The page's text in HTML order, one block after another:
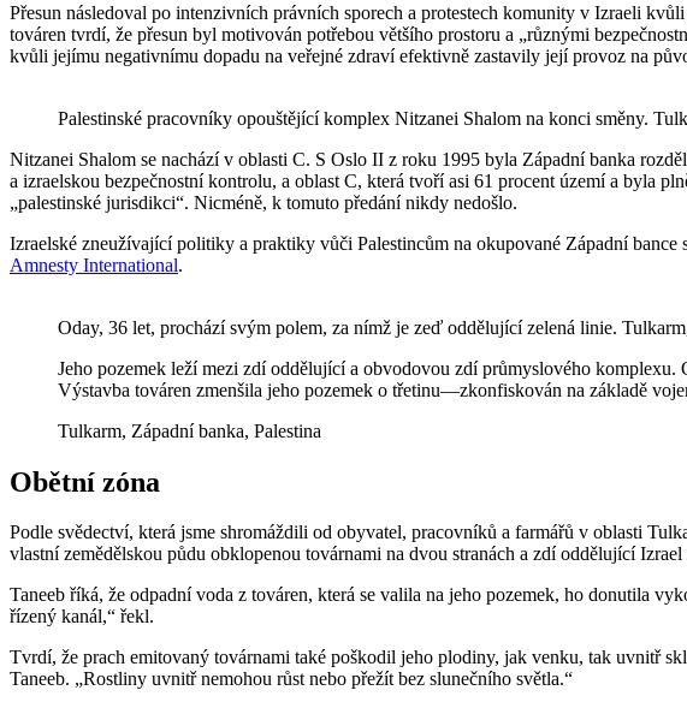
Přesun následoval po intenzivních právních sporech a protestech komunity v Izraeli
továren tvrdí, že přesun byl motivován potřebou většího prostoru a „různými
kvůli jejímu negativnímu dopadu na veřejné zdraví efektivně zastavily její provoz na
Palestinské pracovníky opouštějící komplex Nitzanei Shalom na konci směny.
Nitzanei Shalom se nachází v oblasti C. S Oslo II z roku 1995 byla Západní banka
a izraelskou bezpečnostní kontrolu, a oblast C, která tvoří asi 61 procent území a byla
„palestinské jurisdikci“. Nicméně, k tomuto předání nikdy nedošlo.
Izraelské zneužívající politiky a praktiky vůči Palestincům na okupované Západní
Amnesty International.
Oday, 36 let, prochází svým polem, za nímž je zeď oddělující zelená linie.
Jeho pozemek leží mezi zdí oddělující a obvodovou zdí průmyslového
Výstavba továren zmenšila jeho pozemek o třetinu—zkonfiskován na základě
Tulkarm, Západní banka, Palestina
Obětní zóna
Podle svědectví, která jsme shromáždili od obyvatel, pracovníků a farmářů v oblasti
vlastní zemědělskou půdu obklopenou továrnami na dvou stranách a zdí oddělující Izrael
Taneeb říká, že odpadní voda z továren, která se valila na jeho pozemek, ho donutila
řízený kanál,“ řekl.
Tvrdí, že prach emitovaný továrnami také poškodil jeho plodiny, jak venku, tak uvnitř
Taneeb. „Rostliny uvnitř nemohou růst nebo přežít bez slunečního světla.“